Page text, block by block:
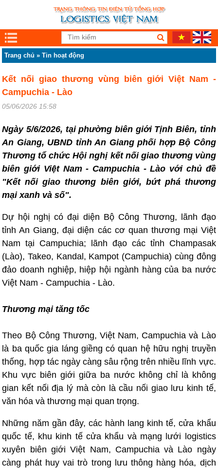
Trang chủ »Tin hoạt động
Kết nối giao thương vùng biên giới Việt Nam -
Campuchia - Lào
05/06/2026 15:58
Ngày 5/6/2026, tại phường biên giới Tịnh Biên, tỉnh
An Giang, UBND tỉnh An Giang phối hợp Bộ Công
Thương tổ chức Hội nghị kết nối giao thương vùng
biên giới Việt Nam - Campuchia - Lào với chủ đề
"Kết nối giao thương biên giới, bứt phá thương
mại xanh và số".
Dự hội nghị có đại diện Bộ Công Thương, lãnh đạo
tỉnh An Giang, đại diện các cơ quan thương mại Việt
Nam tại Campuchia; lãnh đạo các tỉnh Champasak
(Lào), Takeo, Kandal, Kampot (Campuchia) cùng đông
đảo doanh nghiệp, hiệp hội ngành hàng của ba nước
Việt Nam - Campuchia - Lào.
Thương mại tăng tốc
Theo Bộ Công Thương, Việt Nam, Campuchia và Lào
là ba quốc gia láng giềng có quan hệ hữu nghị truyền
thống, hợp tác ngày càng sâu rộng trên nhiều lĩnh vực.
Khu vực biên giới giữa ba nước không chỉ là không
gian kết nối địa lý mà còn là cầu nối giao lưu kinh tế,
văn hóa và thương mại quan trọng.
Những năm gần đây, các hành lang kinh tế, cửa khẩu
quốc tế, khu kinh tế cửa khẩu và mạng lưới logistics
xuyên biên giới Việt Nam, Campuchia và Lào ngày
càng phát huy vai trò trong lưu thông hàng hóa, dịch